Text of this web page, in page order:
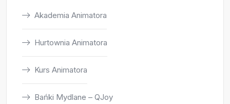
Akademia Animatora
Hurtownia Animatora
Kurs Animatora
Bańki Mydlane – QJoy